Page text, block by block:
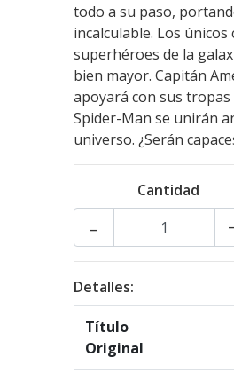
todo a su paso,
incalculable. Los
superhéroes de la
bien mayor. Capitán
apoyará con sus tropas
Spider-Man se unirán
universo. ¿Serán
Cantidad
-
Detalles:
Título
Original